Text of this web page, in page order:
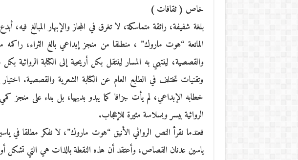
خاص ( ثقافات )
بلغة شفيفة، رائقة متماسكة، لا تغرق في المجاز والإبهار المبالغ فيه،
الماتعة “هوت ماروك” ، منطلقا من منجز إبداعي بالغ الثراء، راكمه
والقصصية، لينتهي به المسار لينتقل بكل أريحية إلى الكتابة
وتقنيات تختلف في الطابع العام عن الكتابة الشعرية والقصصية. اختيار
خطابه الإبداعي، لم يأت جزافا كما يبدو بديهيا، بل بناء على منجز
الروائية بيسر وبسلاسة مثيرة للإعجاب.
فعندما نقرأ النص الروائي الأنيق “هوت ماروك”، لا نفكر مطلقا في
ياسين عدنان القصاص، وأعتقد أن هذه النقطة بالذات هي التي تشكل أولى